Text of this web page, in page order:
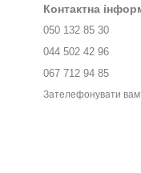
Контактна
050 132 85 30
044 502 42 96
067 712 94 85
Зателефонувати